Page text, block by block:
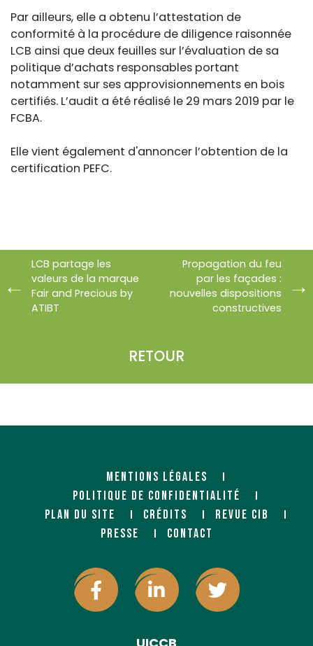
Par ailleurs, elle a obtenu l’attestation de
conformité à la procédure de diligence raisonnée
LCB ainsi que deux feuilles sur l’évaluation de sa
politique d’achats responsables portant
notamment sur ses approvisionnements en bois
certifiés. L’audit a été réalisé le 29 mars 2019 par le
FCBA.
Elle vient également d'annoncer l’obtention de la
certification PEFC.
LCB partage les
valeurs de la marque
Fair and Precious by
ATIBT
RETOUR
Propagation du feu
par les façades :
nouvelles dispositions
constructives
MENTIONS LÉGALES
POLITIQUE DE CONFIDENTIALITÉ
PLAN DU SITE
CRÉDITS
REVUE CIB
PRESSE
CONTACT